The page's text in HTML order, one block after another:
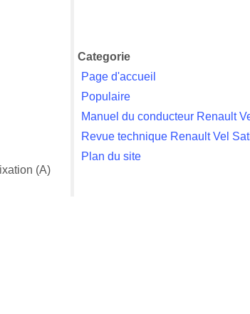
(A)
Categorie
Page d'accueil
Populaire
Manuel du conducteur Renault
Revue technique Renault Vel
Plan du site